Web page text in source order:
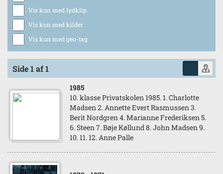
Vis kun med lydklip
Vis kun med kilder
Vis kun med geo-tag
Side 1 af 1
1985
10. klasse Privatskolen 1985. 1. Charlotte
Madsen 2. Annette Evert Rasmussen 3.
Berit Nordgren 4. Marianne Frederiksen 5.
6. Steen 7. Bøje Køllund 8. John Madsen 9.
10. 11. 12. Anne Palle